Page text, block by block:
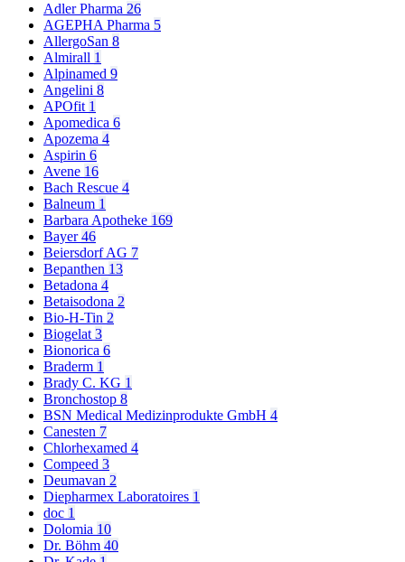
Adler Pharma 26
AGEPHA Pharma 5
AllergoSan 8
Almirall 1
Alpinamed 9
Angelini 8
APOfit 1
Apomedica 6
Apozema 4
Aspirin 6
Avene 16
Bach Rescue 4
Balneum 1
Barbara Apotheke 169
Bayer46
Beiersdorf AG 7
Bepanthen 13
Betadona 4
Betaisodona 2
Bio-H-Tin 2
Biogelat3
Bionorica 6
Braderm 1
Brady C. KG 1
Bronchostop 8
BSN Medical Medizinprodukte GmbH 4
Canesten 7
Chlorhexamed 4
Compeed 3
Deumavan 2
Diepharmex Laboratoires 1
doc 1
Dolomia 10
Dr. Böhm 40